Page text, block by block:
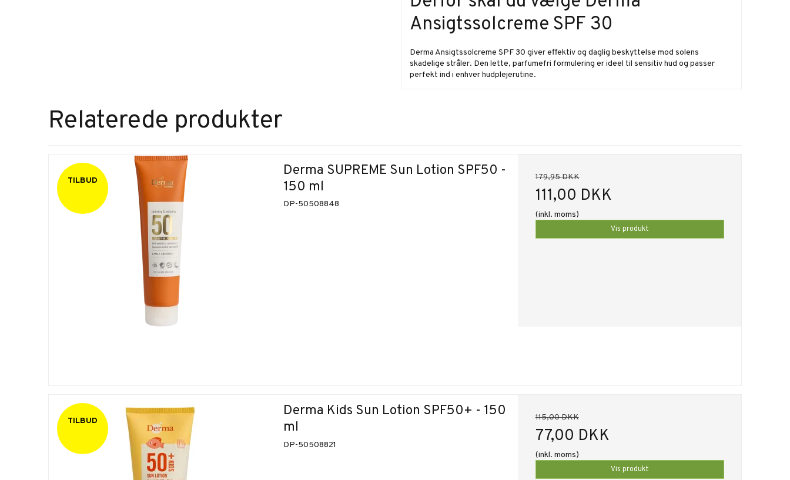
Ansigtssolcreme SPF 30
Derma Ansigtssolcreme SPF 30 giver effektiv og daglig beskyttelse mod solens
skadelige stråler. Den lette, parfumefri formulering er ideel til sensitiv hud og passer
perfekt ind i enhver hudplejerutine.
Relaterede produkter
TILBUD
Derma SUPREME Sun Lotion SPF50 -
150 ml
DP-50508848
179,95 DKK
111,00 DKK
(inkl. moms)
Vis produkt
TILBUD
Derma Kids Sun Lotion SPF50+ - 150
ml
DP-50508821
115,00 DKK
77,00 DKK
(inkl. moms)
Vis produkt